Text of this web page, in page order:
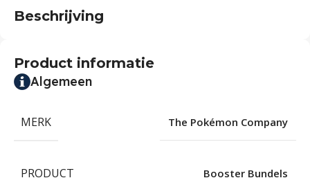
Beschrijving
Product informatie
Algemeen
MERK The Pokémon Company
PRODUCT Booster Bundels